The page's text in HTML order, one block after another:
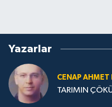
Yazarlar
CENAP AHMET
TARIMIN